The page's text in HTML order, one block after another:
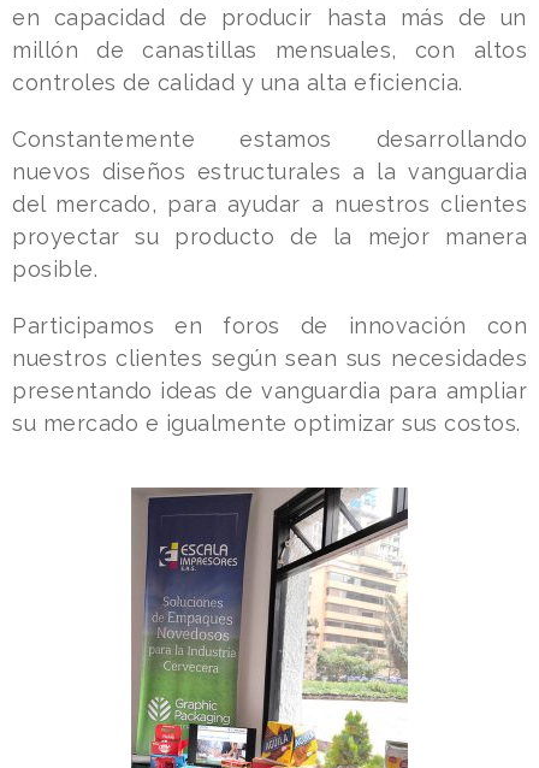
en capacidad de producir hasta más de un
millón de canastillas mensuales, con altos
controles de calidad y una alta eficiencia.
Constantemente estamos desarrollando
nuevos diseños estructurales a la vanguardia
del mercado, para ayudar a nuestros clientes
proyectar su producto de la mejor manera
posible.
Participamos en foros de innovación con
nuestros clientes según sean sus necesidades
presentando ideas de vanguardia para ampliar
su mercado e igualmente optimizar sus costos.